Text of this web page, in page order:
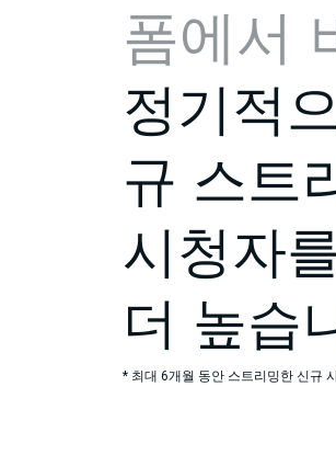
폼에서
정기적
규 스트
시청자
더 높습
* 최대 6개월 동안 스트리밍한 신규